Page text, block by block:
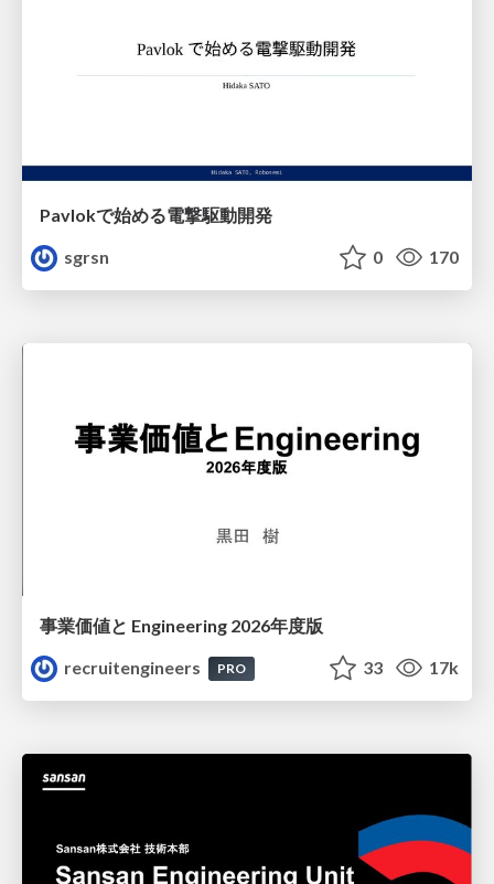
Pavlokで始める電撃駆動開発
sgrsn
0 170
事業価値と Engineering 2026年度版
recruitengineers
PRO 33 17k